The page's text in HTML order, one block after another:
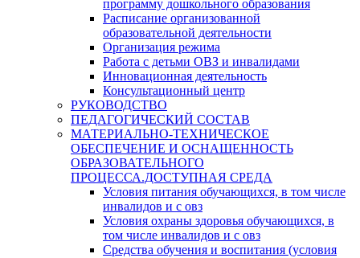
программу дошкольного образования
Расписание организованной
образовательной деятельности
Организация режима
Работа с детьми ОВЗ и инвалидами
Инновационная деятельность
Консультационный центр
РУКОВОДСТВО
ПЕДАГОГИЧЕСКИЙ СОСТАВ
МАТЕРИАЛЬНО-ТЕХНИЧЕСКОЕ
ОБЕСПЕЧЕНИЕ И ОСНАЩЕННОСТЬ
ОБРАЗОВАТЕЛЬНОГО
ПРОЦЕССА.ДОСТУПНАЯ СРЕДА
Условия питания обучающихся, в том числе
инвалидов и с овз
Условия охраны здоровья обучающихся, в
том числе инвалидов и с овз
Средства обучения и воспитания (условия